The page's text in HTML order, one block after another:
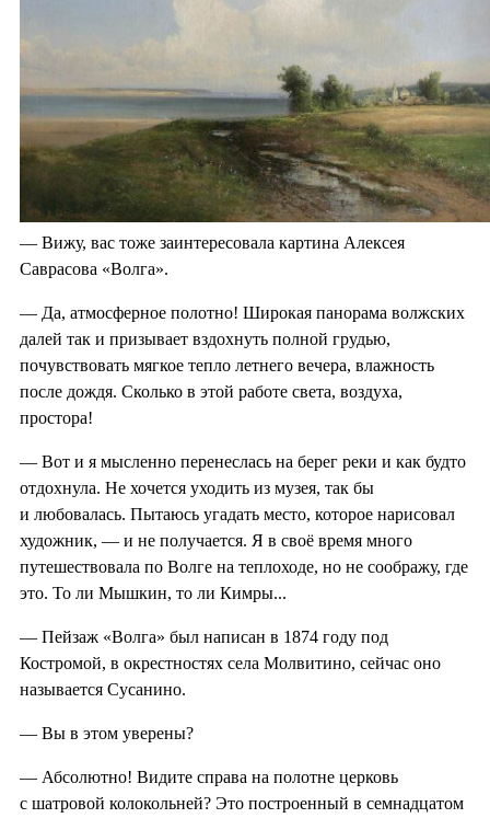
— Вижу, вас тоже заинтересовала картина Алексея
Саврасова «Волга».
— Да, атмосферное полотно! Широкая панорама волжских
далей так и призывает вздохнуть полной грудью,
почувствовать мягкое тепло летнего вечера, влажность
после дождя. Сколько в этой работе света, воздуха,
простора!
— Вот и я мысленно перенеслась на берег реки и как будто
отдохнула. Не хочется уходить из музея, так бы
и любовалась. Пытаюсь угадать место, которое нарисовал
художник, — и не получается. Я в своё время много
путешествовала по Волге на теплоходе, но не соображу, где
это. То ли Мышкин, то ли Кимры...
— Пейзаж «Волга» был написан в 1874 году под
Костромой, в окрестностях села Молвитино, сейчас оно
называется Сусанино.
— Вы в этом уверены?
— Абсолютно! Видите справа на полотне церковь
с шатровой колокольней? Это построенный в семнадцатом